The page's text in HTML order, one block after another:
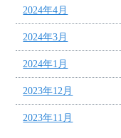
2024年4月
2024年3月
2024年1月
2023年12月
2023年11月